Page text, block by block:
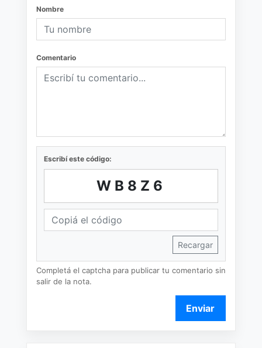
Nombre
Comentario
Escribí este código:
WB8Z6
Recargar
Completá el captcha para publicar tu comentario sin
salir de la nota.
Enviar